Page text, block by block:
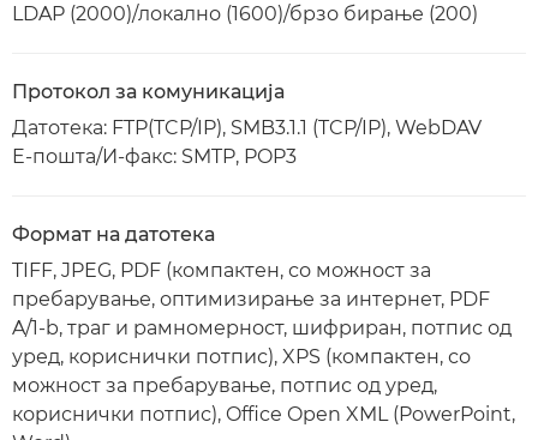
LDAP (2000)/локално (1600)/брзо бирање (200)
Протокол за комуникација
Датотека: FTP(TCP/IP), SMB3.1.1 (TCP/IP), WebDAV
E-пошта/И-факс: SMTP, POP3
Формат на датотека
TIFF, JPEG, PDF (компактен, со можност за
пребарување, оптимизирање за интернет, PDF
A/1-b, траг и рамномерност, шифриран, потпис од
уред, кориснички потпис), XPS (компактен, со
можност за пребарување, потпис од уред,
кориснички потпис), Office Open XML (PowerPoint,